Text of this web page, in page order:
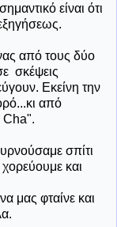
είναι ότι
από τους δύο
σκέψεις
Εκείνη την
από
Cha".
σπίτι
και
μας φταίνε και